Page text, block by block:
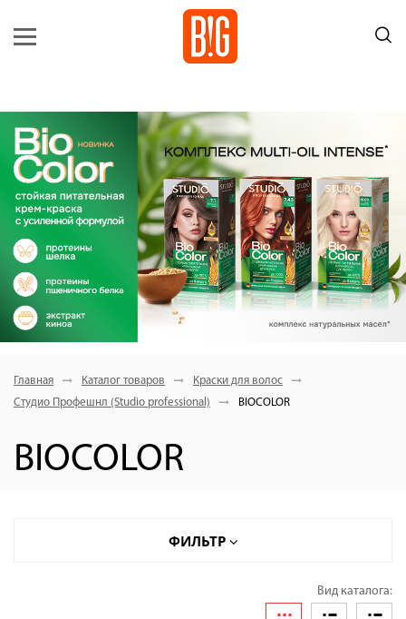
Главная Каталог товаров
Краски для волос
Студио Профешнл (Studio professional)
BIOCOLOR
BIOCOLOR
ФИЛЬТР
Вид каталога: